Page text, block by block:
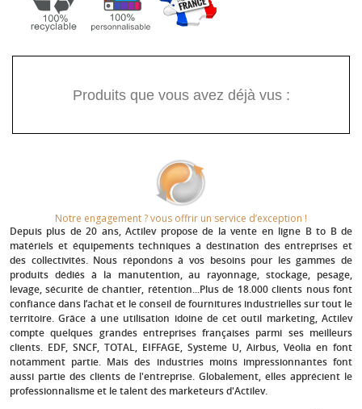
Produits que vous avez déjà vus :
Notre engagement ? vous offrir un service d’exception !​
Depuis plus de 20 ans, Actilev propose de la vente en ligne B to B de
matériels et équipements techniques à destination des entreprises et
des collectivités. Nous répondons à vos besoins pour les gammes de
produits dédiés à la manutention, au rayonnage, stockage, pesage,
levage, sécurité de chantier, rétention...Plus de 18.000 clients nous font
confiance dans l’achat et le conseil de fournitures industrielles sur tout le
territoire. Grâce à une utilisation idoine de cet outil marketing, Actilev
compte quelques grandes entreprises françaises parmi ses meilleurs
clients. EDF, SNCF, TOTAL, EIFFAGE, Système U, Airbus, Véolia en font
notamment partie. Mais des industries moins impressionnantes font
aussi partie des clients de l'entreprise. Globalement, elles apprécient le
professionnalisme et le talent des marketeurs d'Actilev.